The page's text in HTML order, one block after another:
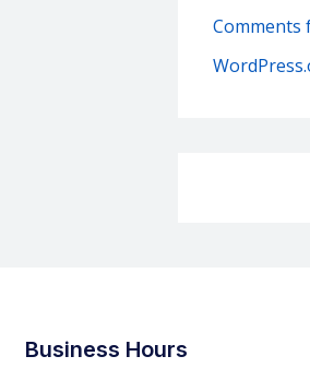
Comments
Business Hours